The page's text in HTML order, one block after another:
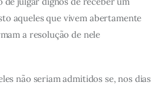
aqueles que vivem abertamente
a resolução de nele
não seriam admitidos se, nos dias